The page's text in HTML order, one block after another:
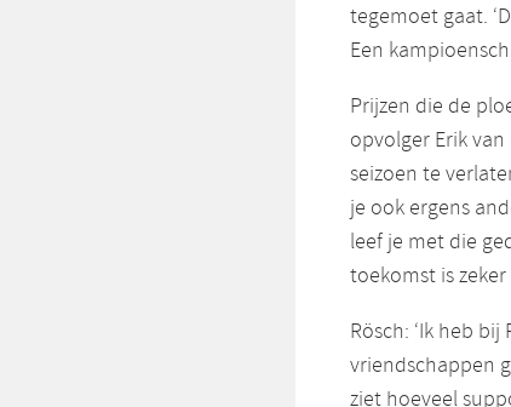
tegemoet gaat.
Een
Prijzen die de
opvolger Erik
seizoen te
je ook ergens
leef je met die
toekomst is
Rösch: ‘Ik heb
vriendschappen
ziet hoeveel